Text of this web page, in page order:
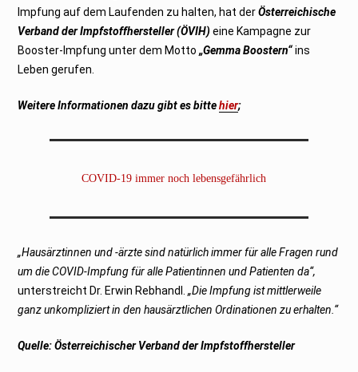
Impfung auf dem Laufenden zu halten, hat derÖsterreichische
Verband der Impfstoffhersteller (ÖVIH) eine Kampagne zur
Booster-Impfung unter dem Motto„Gemma Boostern“ins
Leben gerufen.
Weitere Informationen dazu gibt es bittehier;
COVID-19 immer noch lebensgefährlich
„Hausärztinnen und -ärzte sind natürlich immer für alle Fragen rund
um die COVID-Impfung für alle Patientinnen und Patienten da“,
unterstreicht Dr. Erwin Rebhandl.„Die Impfung ist mittlerweile
ganz unkompliziert in den hausärztlichen Ordinationen zu erhalten.“
Quelle: Österreichischer Verband der Impfstoffhersteller